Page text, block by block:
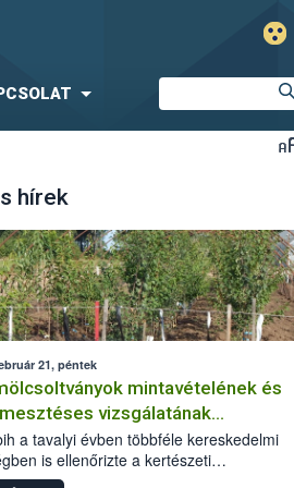
hírek
21, péntek
mintavételének és
vizsgálatának
a tavalyi évben többféle kereskedelmi
is ellenőrizte a kertészeti
Az adminisztratív szempontú